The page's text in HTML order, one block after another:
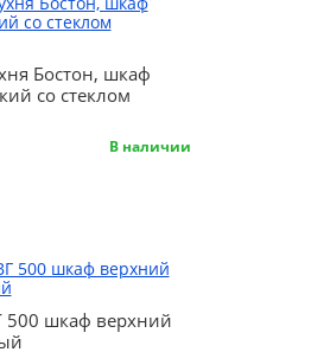
Бостон, шкаф
со стеклом
В наличии
шкаф верхний